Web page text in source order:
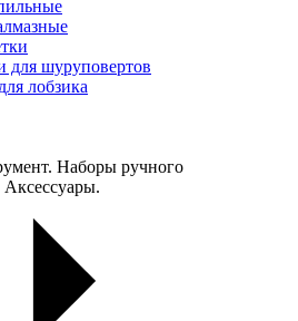
для шуруповертов
лобзика
Наборы ручного
Аксессуары.